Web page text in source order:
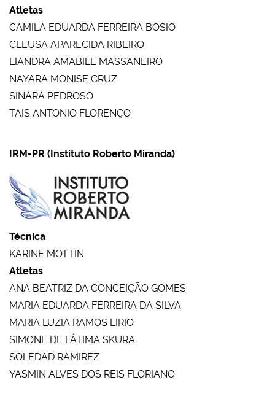
Atletas
CAMILA EDUARDA FERREIRA BOSIO
CLEUSA APARECIDA RIBEIRO
LIANDRA AMABILE MASSANEIRO
NAYARA MONISE CRUZ
SINARA PEDROSO
TAIS ANTONIO FLORENÇO
IRM-PR (Instituto Roberto Miranda)
Técnica
KARINE MOTTIN
Atletas
ANA BEATRIZ DA CONCEIÇÃO GOMES
MARIA EDUARDA FERREIRA DA SILVA
MARIA LUZIA RAMOS LIRIO
SIMONE DE FÁTIMA SKURA
SOLEDAD RAMIREZ
YASMIN ALVES DOS REIS FLORIANO